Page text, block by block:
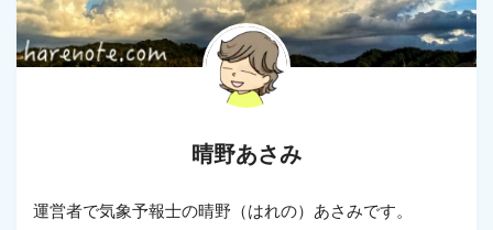
晴野あさみ
運営者で気象予報士の晴野（はれの）あさみです。